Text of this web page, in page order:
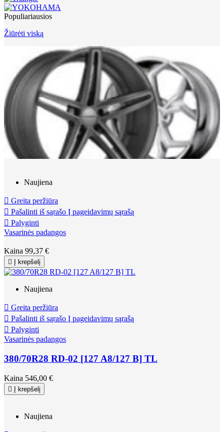
Populiariausios
Žiūrėti viską
Naujiena
 Greita peržiūra
 Pašalinti iš sąrašo Į pageidavimų sąrašą
 Palyginti
Vasarinės padangos
Kaina 99,37 €
 Į krepšelį
Naujiena
 Greita peržiūra
 Pašalinti iš sąrašo Į pageidavimų sąrašą
 Palyginti
Vasarinės padangos
380/70R28 RD-02 [127 A8/127 B] TL
Kaina 546,00 €
 Į krepšelį
Naujiena